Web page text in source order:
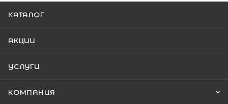
КАТАЛОГ
АКЦИИ
УСЛУГИ
КОМПАНИЯ